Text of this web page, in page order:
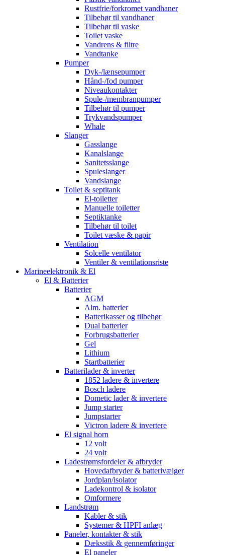
Rustfrie/forkromet vandhaner
Tilbehør til vandhaner
Tilbehør til vaske
Toilet vaske
Vandrens & filtre
Vandtanke
Pumper
Dyk-/lænsepumper
Hånd-/fod pumper
Niveaukontakter
Spule-/membranpumper
Tilbehør til pumper
Trykvandspumper
Whale
Slanger
Gasslange
Kanalslange
Sanitetsslange
Spuleslanger
Vandslange
Toilet & septitank
El-toiletter
Manuelle toiletter
Septiktanke
Tilbehør til toilet
Toilet væske & papir
Ventilation
Solcelle ventilator
Ventiler & ventilationsriste
Marineelektronik & El
El & Batterier
Batterier
AGM
Alm. batterier
Batterikasser og tilbehør
Dual batterier
Forbrugsbatterier
Gel
Lithium
Startbatterier
Batterilader & inverter
1852 ladere & invertere
Bosch ladere
Dometic lader & invertere
Jump starter
Jumpstarter
Victron ladere & invertere
El signal horn
12 volt
24 volt
Ladestrømsfordeler & afbryder
Hovedafbryder & batterivælger
Jordplan/isolator
Ladekontrol & isolator
Omformere
Landstrøm
Kabler & stik
Systemer & HPFI anlæg
Paneler, kontakter & stik
Dæksstik & gennemføringer
El paneler